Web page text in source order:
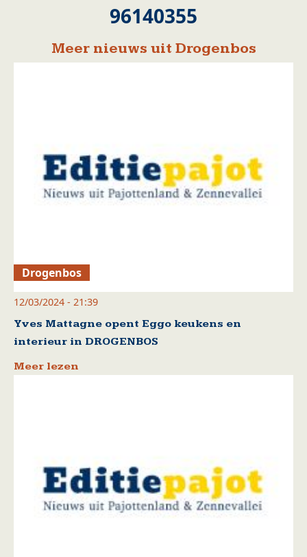
96140355
Meer nieuws uit Drogenbos
Drogenbos
12/03/2024 - 21:39
Yves Mattagne opent Eggo keukens en
interieur in DROGENBOS
Meer lezen